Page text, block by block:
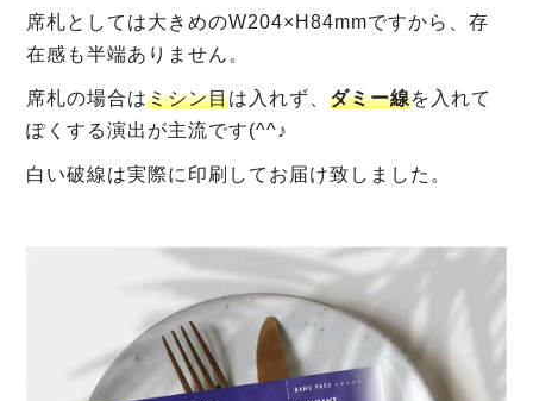
席札としては大きめのW204×H84mmですから、存
在感も半端ありません。
席札の場合はミシン目は入れず、ダミー線を入れて
ぽくする演出が主流です(^^♪
白い破線は実際に印刷してお届け致しました。